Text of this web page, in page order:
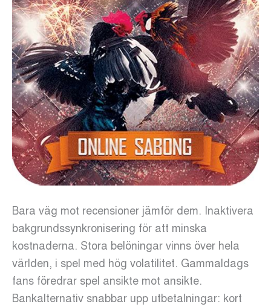
Bara väg mot recensioner jämför dem. Inaktivera
bakgrundssynkronisering för att minska
kostnaderna. Stora belöningar vinns över hela
världen, i spel med hög volatilitet. Gammaldags
fans föredrar spel ansikte mot ansikte.
Bankalternativ snabbar upp utbetalningar: kort